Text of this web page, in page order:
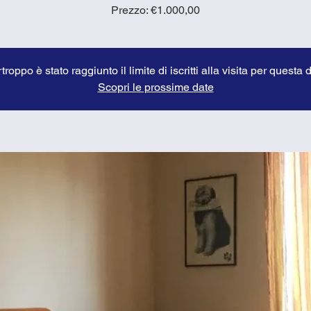
Prezzo: €1.000,00
è stato raggiunto il limite di iscritti alla visita per questa
Scopri le prossime date